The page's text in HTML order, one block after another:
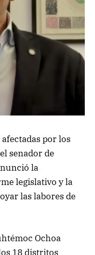
por los
senador de
la
legislativo y la
las labores de
Ochoa
18 distritos